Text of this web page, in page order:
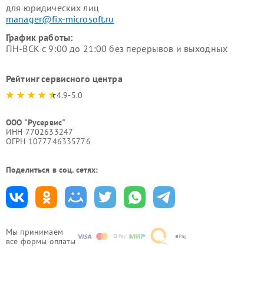
Мы принимаем
все формы оплаты
для юридических лиц
manager@fix-microsoft.ru
График работы:
ПН-ВСК с 9:00 до 21:00 без перерывов и выходных
Рейтинг сервисного центра
4.9-5.0
ООО "Русервис"
ИНН 7702633247
ОГРН 1077746335776
Поделиться в соц. сетях: